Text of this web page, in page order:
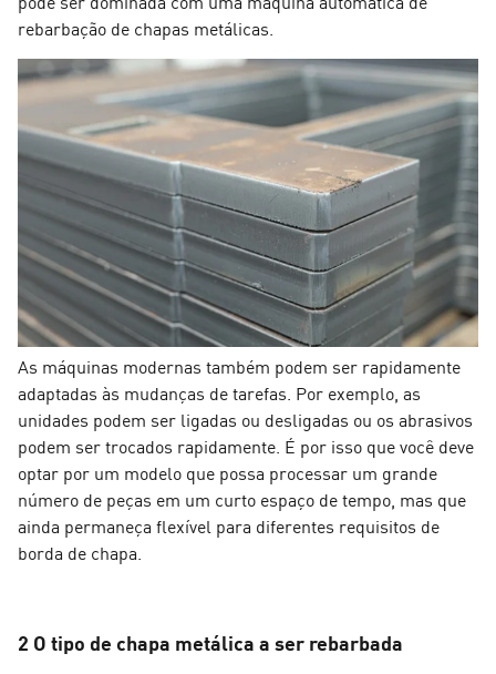
rebarbação de chapas metálicas.
As máquinas modernas também podem ser rapidamente
adaptadas às mudanças de tarefas. Por exemplo, as
unidades podem ser ligadas ou desligadas ou os abrasivos
podem ser trocados rapidamente. É por isso que você deve
optar por um modelo que possa processar um grande
número de peças em um curto espaço de tempo, mas que
ainda permaneça flexível para diferentes requisitos de
borda de chapa.
2 O tipo de chapa metálica a ser rebarbada